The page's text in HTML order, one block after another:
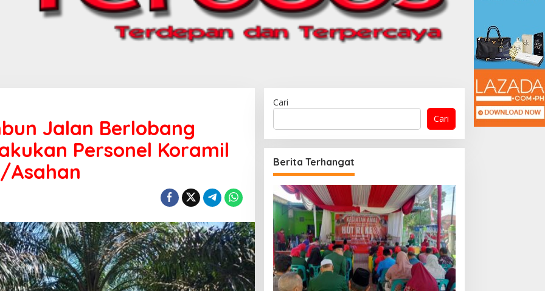
Jalan Berlobang
Personel Koramil
Asahan
Cari
Cari
Berita Terhangat